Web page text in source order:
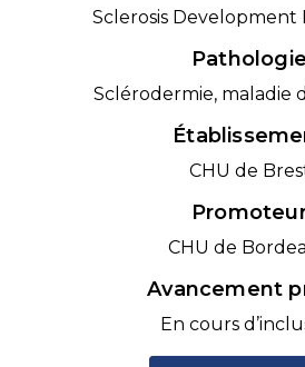
Sclerosis Development
Pathologie
Sclérodermie, maladie
CHU de
CHU de
Avancement
En cours